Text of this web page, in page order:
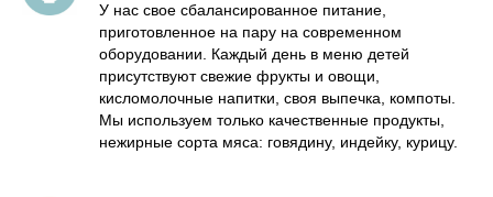
У нас свое сбалансированное питание,
приготовленное на пару на современном
оборудовании. Каждый день в меню детей
присутствуют свежие фрукты и овощи,
кисломолочные напитки, своя выпечка, компоты.
Мы используем только качественные продукты,
нежирные сорта мяса: говядину, индейку, курицу.